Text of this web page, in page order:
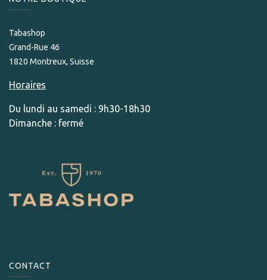
Tabashop
Grand-Rue 46
1820 Montreux, Suisse
Horaires
Du lundi au samedi : 9h30-18h30
Dimanche : fermé
CONTACT